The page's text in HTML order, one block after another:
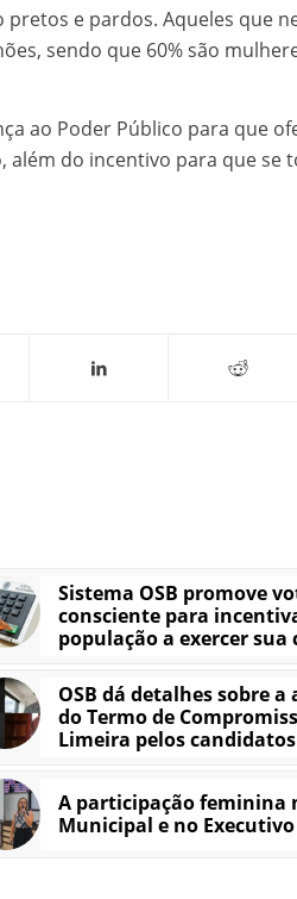
pretos e pardos. Aqueles que
sendo que 60% são
ao Poder Público para que
além do incentivo para que se
Sistema OSB promove
consciente para
população a exercer sua
OSB dá detalhes sobre
do Termo de
Limeira pelos candidatos
A participação feminina
Municipal e no